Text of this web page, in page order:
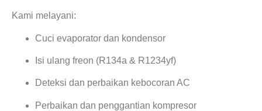
Kami melayani:
Cuci evaporator dan kondensor
Isi ulang freon (R134a & R1234yf)
Deteksi dan perbaikan kebocoran AC
Perbaikan dan penggantian kompresor